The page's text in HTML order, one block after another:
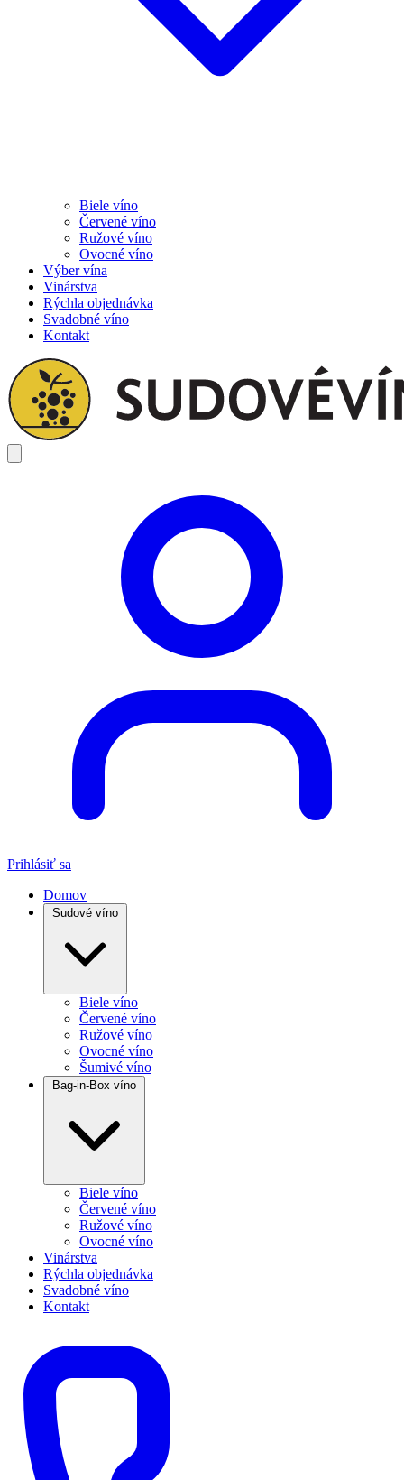
Biele víno
Červené víno
Ružové víno
Ovocné víno
Výber vína
Vinárstva
Rýchla objednávka
Svadobné víno
Kontakt
Prihlásiť sa
Domov
Sudové víno
Biele víno
Červené víno
Ružové víno
Ovocné víno
Šumivé víno
Bag-in-Box víno
Biele víno
Červené víno
Ružové víno
Ovocné víno
Vinárstva
Rýchla objednávka
Svadobné víno
Kontakt